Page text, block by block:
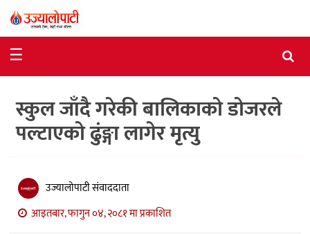
राजनीति
विशेष
आर्थिक
अन्तर्वार्ता
मनोरञ्जन
☰
स्कुल जाँदै गरेकी बालिकाको डोजरले
पल्टाएको ढुंङ्गा लागेर मृत्यु
उज्यालोपाटी संवाददाता
आइतबार, फागुन ०४, २०८१ मा प्रकाशित